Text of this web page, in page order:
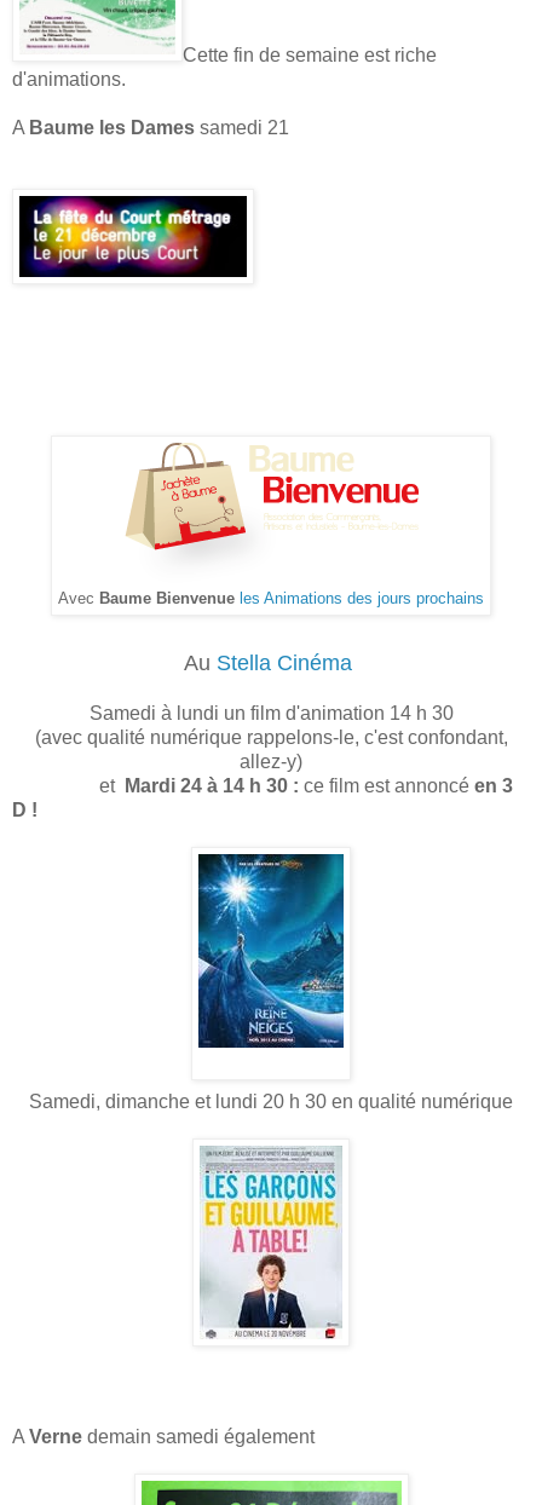
Cette fin de semaine est riche
d'animations.
A Baume les Dames samedi 21
Avec Baume Bienvenue les Animations des jours prochains
Au Stella Cinéma
Samedi à lundi un film d'animation 14 h 30
(avec qualité numérique rappelons-le, c'est confondant,
allez-y)
et Mardi 24 à 14 h 30 : ce film est annoncé en 3
D !
Samedi, dimanche et lundi 20 h 30 en qualité numérique
A Verne demain samedi également